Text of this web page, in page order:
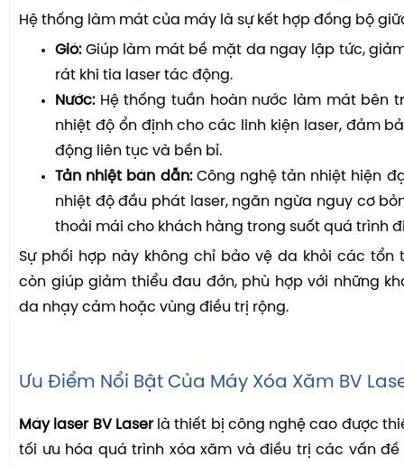
Hệ thống làm mát của máy là sự kết hợp đồng bộ
Gió:Giúp làm mát bề mặt da ngay lập tức,
rát khi tia laser tác động.
Nước:Hệ thống tuần hoàn nước làm mát bên
nhiệt độ ổn định cho các linh kiện laser, đảm
động liên tục và bền bỉ.
Tản nhiệt bán dẫn:Công nghệ tản nhiệt hiện
nhiệt độ đầu phát laser, ngăn ngừa nguy cơ
thoải mái cho khách hàng trong suốt quá trình
Sự phối hợp này không chỉ bảo vệ da khỏi các tổn
còn giúp giảm thiểu đau đớn, phù hợp với những
da nhạy cảm hoặc vùng điều trị rộng.
Ưu Điểm Nổi Bật Của Máy Xóa Xăm BV
Máy laser BV Laserlà thiết bị công nghệ cao được
tối ưu hóa quá trình xóa xăm và điều trị các vấn đề